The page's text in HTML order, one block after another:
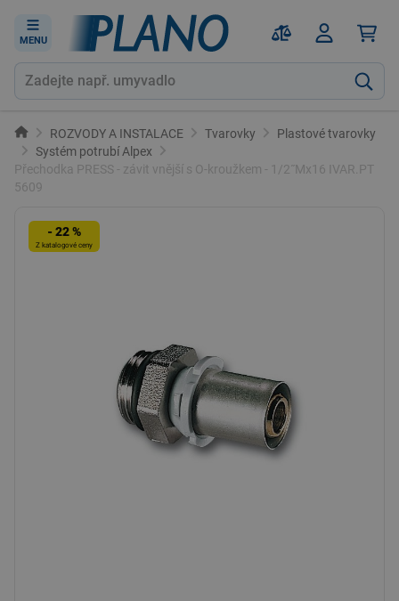
MENU
ROZVODY A INSTALACE Tvarovky
Plastové tvarovky
Systém potrubí Alpex
Přechodka PRESS - závit vnější s O-kroužkem - 1/2˝Mx16 IVAR.PT
5609
- 22 %
Z katalogové ceny